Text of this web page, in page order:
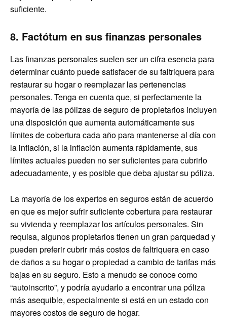
suficiente.
8. Factótum en sus finanzas personales
Las finanzas personales suelen ser un cifra esencia para
determinar cuánto puede satisfacer de su faltriquera para
restaurar su hogar o reemplazar las pertenencias
personales. Tenga en cuenta que, si perfectamente la
mayoría de las pólizas de seguro de propietarios incluyen
una disposición que aumenta automáticamente sus
límites de cobertura cada año para mantenerse al día con
la inflación, si la inflación aumenta rápidamente, sus
límites actuales pueden no ser suficientes para cubrirlo
adecuadamente, y es posible que deba ajustar su póliza.
La mayoría de los expertos en seguros están de acuerdo
en que es mejor sufrir suficiente cobertura para restaurar
su vivienda y reemplazar los artículos personales. Sin
requisa, algunos propietarios tienen un gran parquedad y
pueden preferir cubrir más costos de faltriquera en caso
de daños a su hogar o propiedad a cambio de tarifas más
bajas en su seguro. Esto a menudo se conoce como
“autoinscrito”, y podría ayudarlo a encontrar una póliza
más asequible, especialmente si está en un estado con
mayores costos de seguro de hogar.